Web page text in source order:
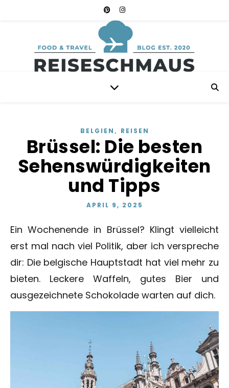
BELGIEN , REISEN
Brüssel: Die besten
Sehenswürdigkeiten
und Tipps
APRIL 9, 2025
Ein Wochenende in Brüssel? Klingt vielleicht
erst mal nach viel Politik, aber ich verspreche
dir: Die belgische Hauptstadt hat viel mehr zu
bieten. Leckere Waffeln, gutes Bier und
ausgezeichnete Schokolade warten auf dich.